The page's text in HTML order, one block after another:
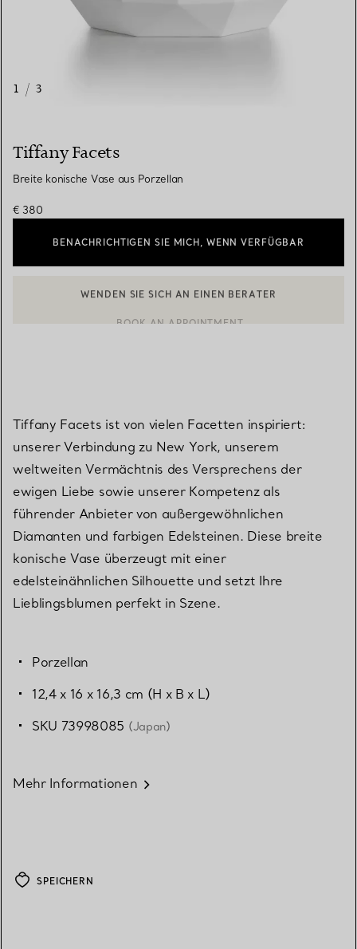
1 / 3
Tiffany Facets
Breite konische Vase aus Porzellan
€ 380
BENACHRICHTIGEN SIE MICH, WENN VERFÜGBAR
Tiffany Facets ist von vielen Facetten inspiriert:
unserer Verbindung zu New York, unserem
weltweiten Vermächtnis des Versprechens der
ewigen Liebe sowie unserer Kompetenz als
führender Anbieter von außergewöhnlichen
Diamanten und farbigen Edelsteinen. Diese breite
konische Vase überzeugt mit einer
edelsteinähnlichen Silhouette und setzt Ihre
Lieblingsblumen perfekt in Szene.
Porzellan
12,4 x 16 x 16,3 cm (H x B x L)
SKU 73998085 (Japan)
Mehr Informationen
SPEICHERN